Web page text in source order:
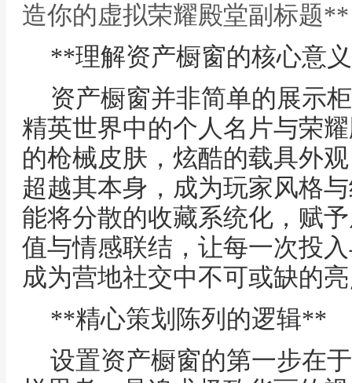
造你的虚拟荣耀殿堂副标题**
**理解资产橱窗的核心意
资产橱窗并非简单的展示
精英世界中的个人名片与荣
的枪械皮肤，炫酷的载具外
超越其本身，成为玩家风格
能将分散的收藏系统化，赋
值与情感联结，让每一次投
成为营地社交中不可或缺的
**精心策划陈列的逻辑**
设置资产橱窗的第一步在